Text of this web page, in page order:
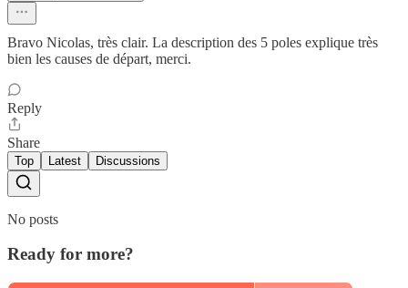
Bravo Nicolas, très clair. La description des 5 poles explique très
bien les causes de départ, merci.
Reply
Share
Top Latest Discussions
No posts
Ready for more?